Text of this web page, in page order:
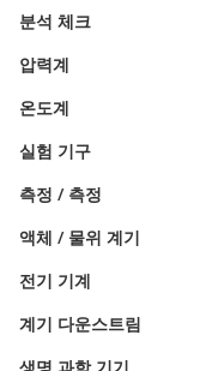
분석 체크
압력계
온도계
실험 기구
측정 / 측정
액체 / 물위 계기
전기 기계
계기 다운스트림